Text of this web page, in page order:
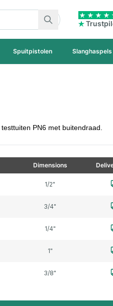
Spuitpistolen Slanghaspels
PN6 met buitendraad.
Dimensions
1/2"
3/4"
1/4"
1"
3/8"